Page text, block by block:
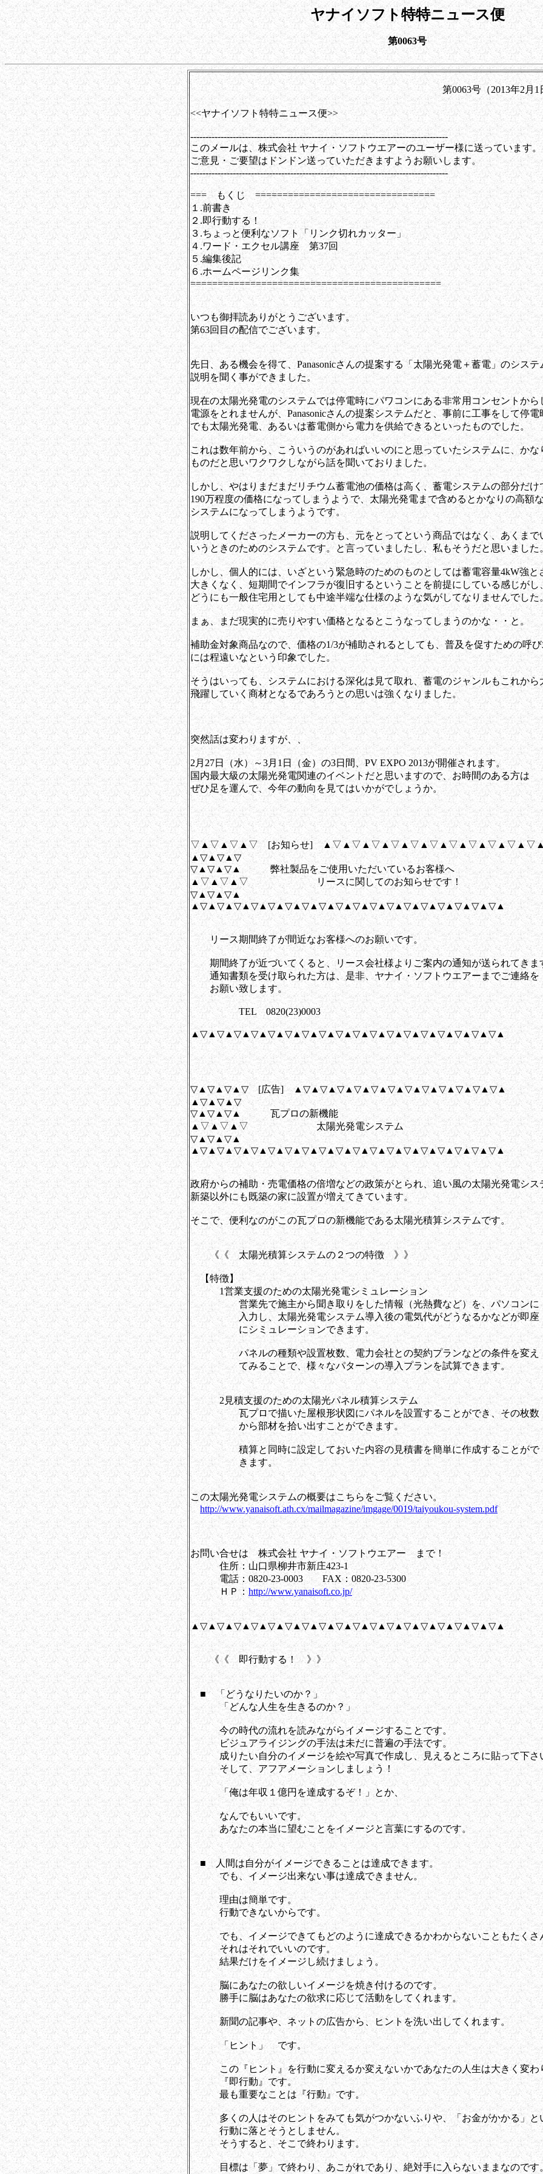
ヤナイソフト特特ニュース便
第0063号
第0063号（2013年2月1日版
<<ヤナイソフト特特ニュース便>>
-------------------------------------------------------------------------------------
このメールは、株式会社 ヤナイ・ソフトウエアーのユーザー様に送っています。
ご意見・ご要望はドンドン送っていただきますようお願いします。
-------------------------------------------------------------------------------------
=== もくじ =================================
１.前書き
２.即行動する！
３.ちょっと便利なソフト「リンク切れカッター」
４.ワード・エクセル講座 第37回
５.編集後記
６.ホームページリンク集
==============================================
いつも御拝読ありがとうございます。
第63回目の配信でございます。
先日、ある機会を得て、Panasonicさんの提案する「太陽光発電＋蓄電」のシステ
説明を聞く事ができました。
現在の太陽光発電のシステムでは停電時にパワコンにある非常用コンセントから
電源をとれませんが、Panasonicさんの提案システムだと、事前に工事をして停電
でも太陽光発電、あるいは蓄電側から電力を供給できるといったものでした。
これは数年前から、こういうのがあればいいのにと思っていたシステムに、かな
ものだと思いワクワクしながら話を聞いておりました。
しかし、やはりまだまだリチウム蓄電池の価格は高く、蓄電システムの部分だけ
190万程度の価格になってしまうようで、太陽光発電まで含めるとかなりの高額
システムになってしまうようです。
説明してくださったメーカーの方も、元をとってという商品ではなく、あくまで
いうときのためのシステムです。と言っていましたし、私もそうだと思いました
しかし、個人的には、いざという緊急時のためのものとしては蓄電容量4kW強と
大きくなく、短期間でインフラが復旧するということを前提にしている感じがし
どうにも一般住宅用としても中途半端な仕様のような気がしてなりませんでした
まぁ、まだ現実的に売りやすい価格となるとこうなってしまうのかな・・と。
補助金対象商品なので、価格の1/3が補助されるとしても、普及を促すための呼
には程遠いなという印象でした。
そうはいっても、システムにおける深化は見て取れ、蓄電のジャンルもこれから
飛躍していく商材となるであろうとの思いは強くなりました。
突然話は変わりますが、、
2月27日（水）～3月1日（金）の3日間、PV EXPO 2013が開催されます。
国内最大級の太陽光発電関連のイベントだと思いますので、お時間のある方は
ぜひ足を運んで、今年の動向を見てはいかがでしょうか。
▽▲▽▲▽▲▽ [お知らせ]
▲▽▲▽▲▽
▽▲▽▲▽▲ 弊社製品をご使用いただいているお客様へ
▲▽▲▽▲▽ リースに関してのお知らせです！
▽▲▽▲▽▲
▲▽▲▽▲▽▲▽▲▽▲▽▲▽▲▽▲▽▲▽▲▽▲▽▲▽▲▽▲▽▲▽▲▽▲▽▲
リース期間終了が間近なお客様へのお願いです。
期間終了が近づいてくると、リース会社様よりご案内の通知が送られてきま
通知書類を受け取られた方は、是非、ヤナイ・ソフトウエアーまでご連絡を
お願い致します。
TEL 0820(23)0003
▲▽▲▽▲▽▲▽▲▽▲▽▲▽▲▽▲▽▲▽▲▽▲▽▲▽▲▽▲▽▲▽▲▽▲▽▲
▽▲▽▲▽▲▽ [広告] ▲▽▲▽▲▽▲▽▲▽▲▽▲▽▲▽▲▽▲▽▲▽▲▽▲
▲▽▲▽▲▽
▽▲▽▲▽▲ 瓦プロの新機能
▲▽▲▽▲▽ 太陽光発電システム
▽▲▽▲▽▲
▲▽▲▽▲▽▲▽▲▽▲▽▲▽▲▽▲▽▲▽▲▽▲▽▲▽▲▽▲▽▲▽▲▽▲▽▲
政府からの補助・売電価格の倍増などの政策がとられ、追い風の太陽光発電シス
新築以外にも既築の家に設置が増えてきています。
そこで、便利なのがこの瓦プロの新機能である太陽光積算システムです。
《《 太陽光積算システムの２つの特徴 》》
【特徴】
1営業支援のための太陽光発電シミュレーション
営業先で施主から聞き取りをした情報（光熱費など）を、パソコンに
入力し、太陽光発電システム導入後の電気代がどうなるかなどが即座
にシミュレーションできます。
パネルの種類や設置枚数、電力会社との契約プランなどの条件を変え
てみることで、様々なパターンの導入プランを試算できます。
2見積支援のための太陽光パネル積算システム
瓦プロで描いた屋根形状図にパネルを設置することができ、その枚数
から部材を拾い出すことができます。
積算と同時に設定しておいた内容の見積書を簡単に作成することがで
きます。
この太陽光発電システムの概要はこちらをご覧ください。
http://www.yanaisoft.ath.cx/mailmagazine/imgage/0019/taiyoukou-system.pdf
お問い合せは 株式会社 ヤナイ・ソフトウエアー まで！
住所：山口県柳井市新庄423-1
電話：0820-23-0003 FAX：0820-23-5300
ＨＰ：http://www.yanaisoft.co.jp/
▲▽▲▽▲▽▲▽▲▽▲▽▲▽▲▽▲▽▲▽▲▽▲▽▲▽▲▽▲▽▲▽▲▽▲▽▲
《《 即行動する！ 》》
■ 「どうなりたいのか？」
「どんな人生を生きるのか？」
今の時代の流れを読みながらイメージすることです。
ビジュアライジングの手法は未だに普遍の手法です。
成りたい自分のイメージを絵や写真で作成し、見えるところに貼って下さ
そして、アフアメーションしましょう！
「俺は年収１億円を達成するぞ！」とか、
なんでもいいです。
あなたの本当に望むことをイメージと言葉にするのです。
■ 人間は自分がイメージできることは達成できます。
でも、イメージ出来ない事は達成できません。
理由は簡単です。
行動できないからです。
でも、イメージできてもどのように達成できるかわからないこともたくさ
それはそれでいいのです。
結果だけをイメージし続けましょう。
脳にあなたの欲しいイメージを焼き付けるのです。
勝手に脳はあなたの欲求に応じて活動をしてくれます。
新聞の記事や、ネットの広告から、ヒントを洗い出してくれます。
「ヒント」 です。
この『ヒント』を行動に変えるか変えないかであなたの人生は大きく変わ
『即行動』です。
最も重要なことは『行動』です。
多くの人はそのヒントをみても気がつかないふりや、「お金がかかる」と
行動に落とそうとしません。
そうすると、そこで終わります。
目標は「夢」で終わり、あこがれであり、絶対手に入らないままなのです